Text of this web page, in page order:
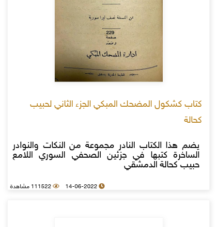
كتاب كشكول المضحك المبكي الجزء الثاني لحبيب
كحالة
يضم هذا الكتاب النادر مجموعة من النكات والنوادر
الساخرة كتبها في جزئين الصحفي السوري اللامع
حبيب كحالة الدمشقي
14-06-2022 111522 مشاهدة